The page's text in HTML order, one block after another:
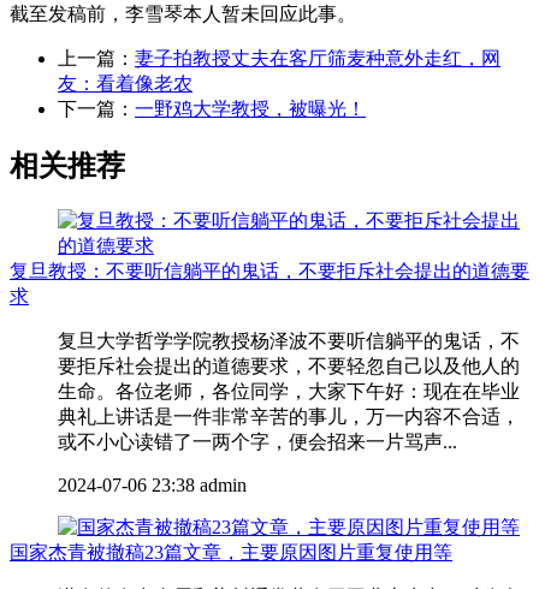
截至发稿前，李雪琴本人暂未回应此事。
上一篇： 妻子拍教授丈夫在客厅筛麦种意外走红，网
友：看着像老农
下一篇： 一野鸡大学教授，被曝光！
相关推荐
复旦教授：不要听信躺平的鬼话，不要拒斥社会提出的道德要
求
复旦大学哲学学院教授杨泽波不要听信躺平的鬼话，不
要拒斥社会提出的道德要求，不要轻忽自己以及他人的
生命。各位老师，各位同学，大家下午好：现在在毕业
典礼上讲话是一件非常辛苦的事儿，万一内容不合适，
或不小心读错了一两个字，便会招来一片骂声...
2024-07-06 23:38 admin
国家杰青被撤稿23篇文章，主要原因图片重复使用等